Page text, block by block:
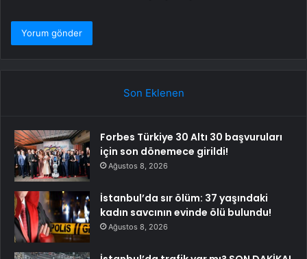
Son Eklenen
Forbes Türkiye 30 Altı 30 başvuruları
için son dönemece girildi!
Ağustos 8, 2026
İstanbul’da sır ölüm: 37 yaşındaki
kadın savcının evinde ölü bulundu!
Ağustos 8, 2026